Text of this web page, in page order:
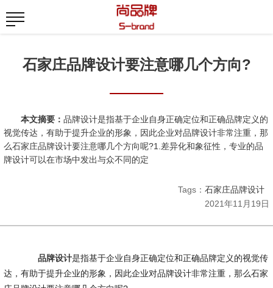
石家庄品牌设计要注意哪几个方向?
本文摘要： 品牌设计是指基于企业自身正确定位和正确品牌定义的
视觉传达，有助于提升企业的形象，因此企业对品牌设计非常注重，那
么石家庄品牌设计要注意哪几个方向呢?1.差异化和象征性，专业的品
牌设计可以在市场中发出与众不同的定
Tags： 石家庄品牌设计
2021年11月19日
品牌设计是指基于企业自身正确定位和正确品牌定义的视觉传
达，有助于提升企业的形象，因此企业对品牌设计非常注重，那么石家